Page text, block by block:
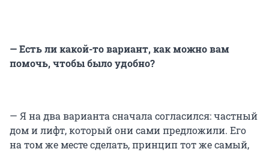
— Есть ли какой-то вариант, как можно вам
помочь, чтобы было удобно?
— Я на два варианта сначала согласился: частный
дом и лифт, который они сами предложили. Его
на том же месте сделать, принцип тот же самый,